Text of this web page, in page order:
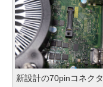
新設計の70pinコネク